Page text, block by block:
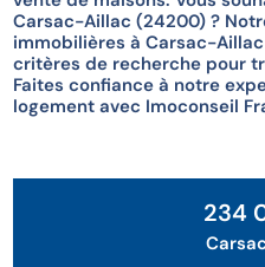
Carsac-Aillac (24200) ?
immobilières à Carsac-
critères de recherche pour
Faites confiance à notre
logement avec Imoconseil
234